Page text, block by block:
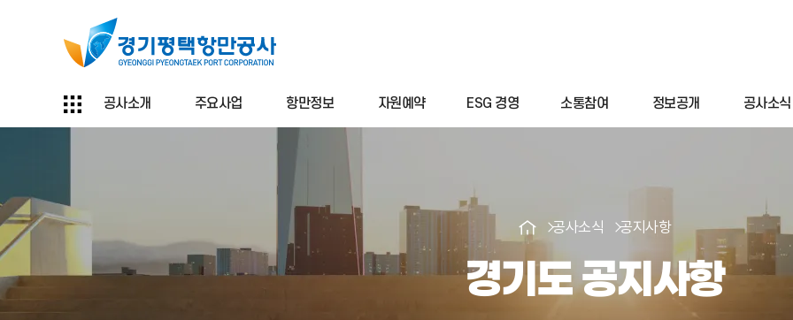
공사소개 주요사업 항만정보 자원예약 ESG 경영 소통참여 정보공개 공사소식
공사소식 공지사항
경기도 공지사항